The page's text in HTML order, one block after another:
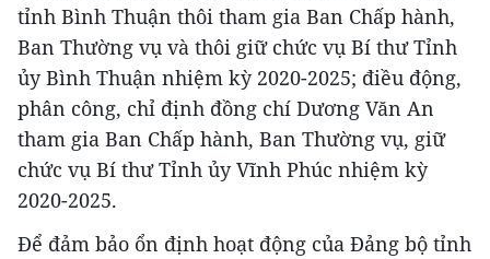
tỉnh Bình Thuận thôi tham gia Ban Chấp hành,
Ban Thường vụ và thôi giữ chức vụ Bí thư Tỉnh
ủy Bình Thuận nhiệm kỳ 2020-2025; điều động,
phân công, chỉ định đồng chí Dương Văn An
tham gia Ban Chấp hành, Ban Thường vụ, giữ
chức vụ Bí thư Tỉnh ủy Vĩnh Phúc nhiệm kỳ
2020-2025.
Để đảm bảo ổn định hoạt động của Đảng bộ tỉnh